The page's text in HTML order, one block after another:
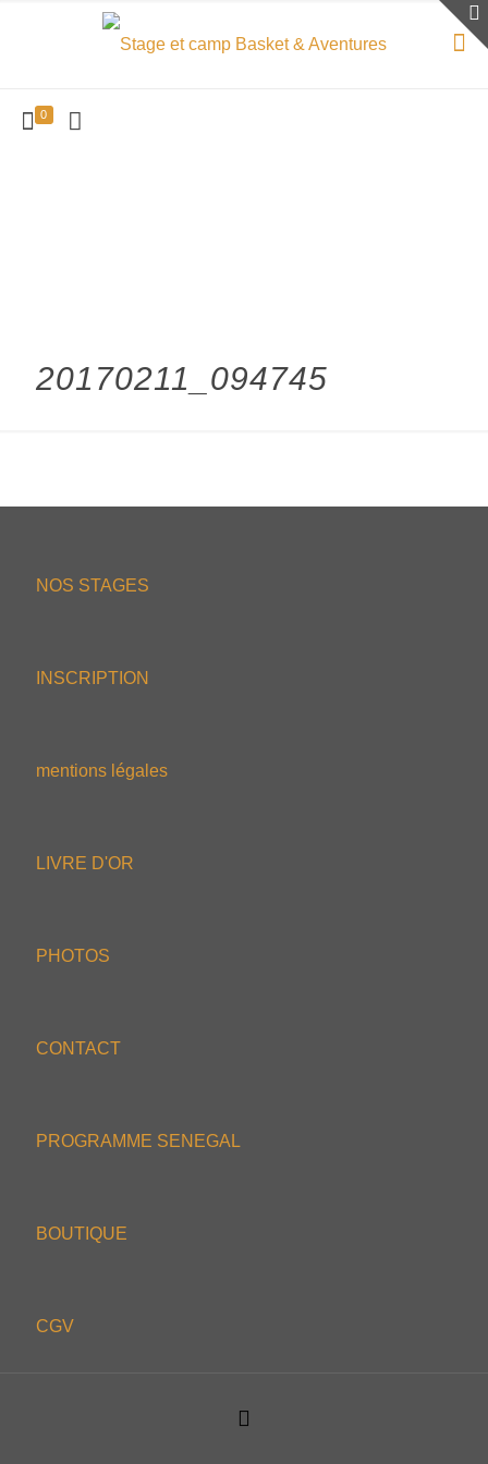
0
20170211_094745
NOS STAGES
INSCRIPTION
mentions légales
LIVRE D'OR
PHOTOS
CONTACT
PROGRAMME SENEGAL
BOUTIQUE
CGV